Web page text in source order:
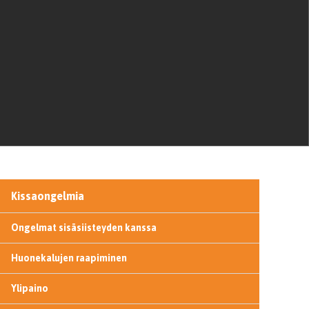
Kissaongelmia
Ongelmat sisäsiisteyden kanssa
Huonekalujen raapiminen
Ylipaino